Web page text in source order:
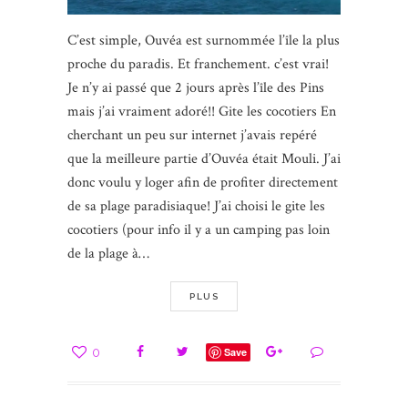
C’est simple, Ouvéa est surnommée l’île la plus
proche du paradis. Et franchement. c’est vrai!
Je n’y ai passé que 2 jours après l’île des Pins
mais j’ai vraiment adoré!! Gite les cocotiers En
cherchant un peu sur internet j’avais repéré
que la meilleure partie d’Ouvéa était Mouli. J’ai
donc voulu y loger afin de profiter directement
de sa plage paradisiaque! J’ai choisi le gite les
cocotiers (pour info il y a un camping pas loin
de la plage à…
PLUS
0 Save